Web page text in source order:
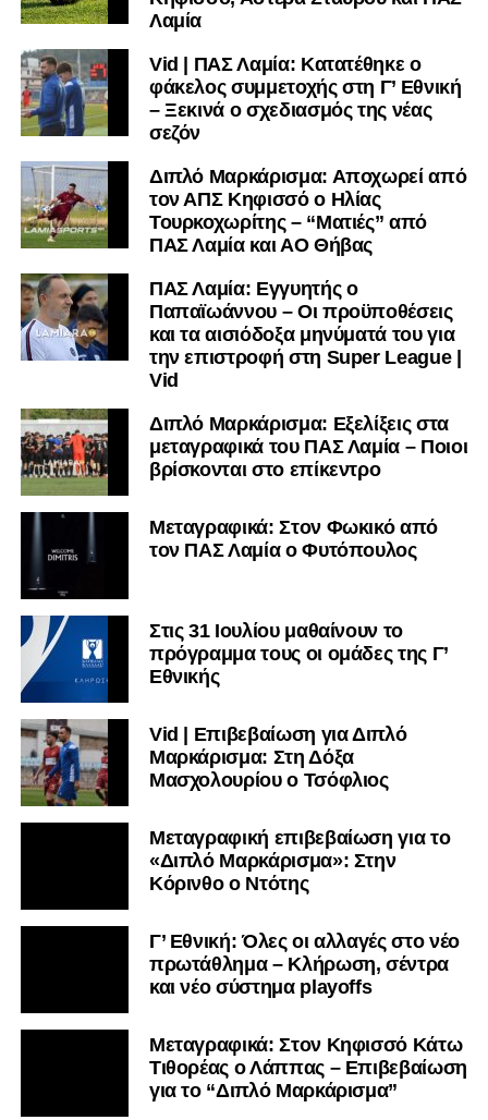
Λαμία
Vid | ΠΑΣ Λαμία: Κατατέθηκε ο
φάκελος συμμετοχής στη Γ’ Εθνική
– Ξεκινά ο σχεδιασμός της νέας
σεζόν
Διπλό Μαρκάρισμα: Αποχωρεί από
τον ΑΠΣ Κηφισσό ο Ηλίας
Τουρκοχωρίτης – “Ματιές” από
ΠΑΣ Λαμία και ΑΟ Θήβας
ΠΑΣ Λαμία: Εγγυητής ο
Παπαϊωάννου – Οι προϋποθέσεις
και τα αισιόδοξα μηνύματά του για
την επιστροφή στη Super League |
Vid
Διπλό Μαρκάρισμα: Εξελίξεις στα
μεταγραφικά του ΠΑΣ Λαμία – Ποιοι
βρίσκονται στο επίκεντρο
Μεταγραφικά: Στον Φωκικό από
τον ΠΑΣ Λαμία ο Φυτόπουλος
Στις 31 Ιουλίου μαθαίνουν το
πρόγραμμα τους οι ομάδες της Γ’
Εθνικής
Vid | Επιβεβαίωση για Διπλό
Μαρκάρισμα: Στη Δόξα
Μασχολουρίου ο Τσόφλιος
Μεταγραφική επιβεβαίωση για το
«Διπλό Μαρκάρισμα»: Στην
Κόρινθο ο Ντότης
Γ’ Εθνική: Όλες οι αλλαγές στο νέο
πρωτάθλημα – Κλήρωση, σέντρα
και νέο σύστημα playoffs
Μεταγραφικά: Στον Κηφισσό Κάτω
Τιθορέας ο Λάππας – Επιβεβαίωση
για το “Διπλό Μαρκάρισμα”